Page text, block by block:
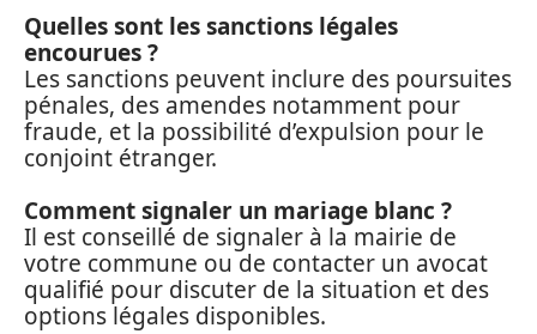
Quelles sont les sanctions légales
encourues ?
Les sanctions peuvent inclure des poursuites
pénales, des amendes notamment pour
fraude, et la possibilité d’expulsion pour le
conjoint étranger.
Comment signaler un mariage blanc ?
Il est conseillé de signaler à la mairie de
votre commune ou de contacter un avocat
qualifié pour discuter de la situation et des
options légales disponibles.